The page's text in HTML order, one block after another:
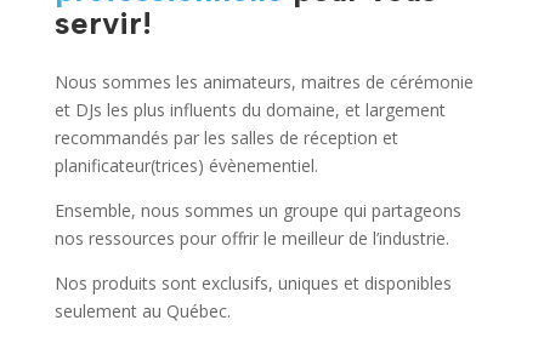
servir!
Nous sommes les animateurs, maitres de cérémonie
et DJs les plus influents du domaine, et largement
recommandés par les salles de réception et
planificateur(trices) évènementiel.
Ensemble, nous sommes un groupe qui partageons
nos ressources pour offrir le meilleur de l’industrie.
Nos produits sont exclusifs, uniques et disponibles
seulement au Québec.